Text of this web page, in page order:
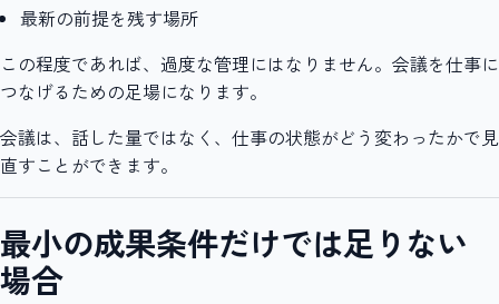
最新の前提を残す場所
この程度であれば、過度な管理にはなりません。会議を仕事に
つなげるための足場になります。
会議は、話した量ではなく、仕事の状態がどう変わったかで見
直すことができます。
最小の成果条件だけでは足りない
場合